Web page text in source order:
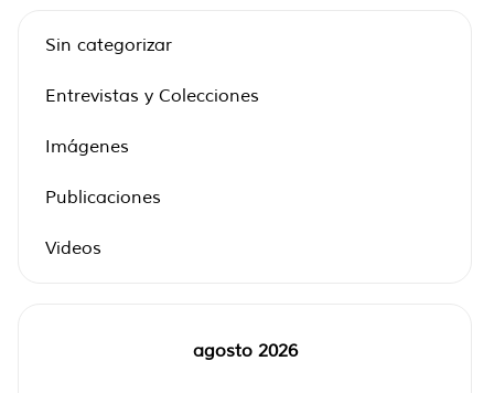
Sin categorizar
Entrevistas y Colecciones
Imágenes
Publicaciones
Videos
agosto 2026